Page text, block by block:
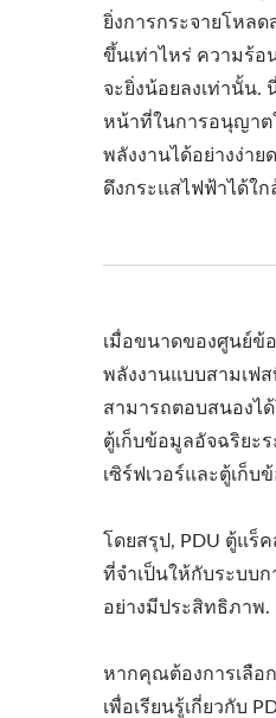
ยิ่งการกระจายโหล
ขึ้นเท่าไหร่ ความร้อ
จะยิ่งน้อยลงเท่านั้น.
หน้าที่ในการอนุญาต
พลังงานได้อย่างง่าย
ดึงกระแสไฟฟ้าได้ใก
เมื่อขนาดของศูนย์ข้
พลังงานแบบสามเฟ
สามารถตอบสนองไ
ตู้เก็บข้อมูลอัจฉริยะ
เซิร์ฟเวอร์และตู้เก็
โดยสรุป, PDU ตู้แร็
ที่จำเป็นให้กับระบบ
อย่างมีประสิทธิภาพ.
หากคุณต้องการเลือ
เพื่อเรียนรู้เกี่ยวกับ
EU/US